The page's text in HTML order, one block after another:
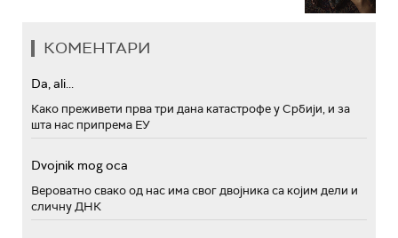
КОМЕНТАРИ
Da, ali...
Како преживети прва три дана катастрофе у Србији, и за
шта нас припрема ЕУ
Dvojnik mog oca
Вероватно свако од нас има свог двојника са којим дели и
сличну ДНК